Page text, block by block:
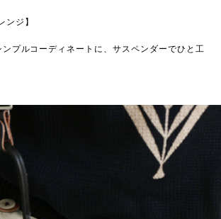
ンジ】
ンプルコーディネートに、サスペンダーでひと工